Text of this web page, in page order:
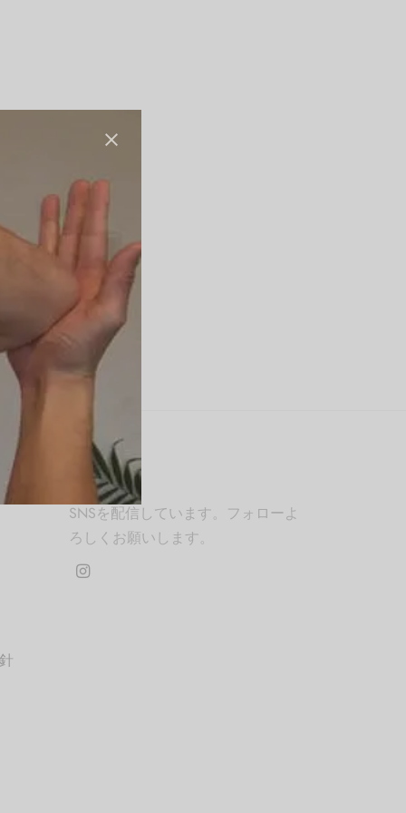
SNS
SNSを配信しています。フォローよ
ろしくお願いします。